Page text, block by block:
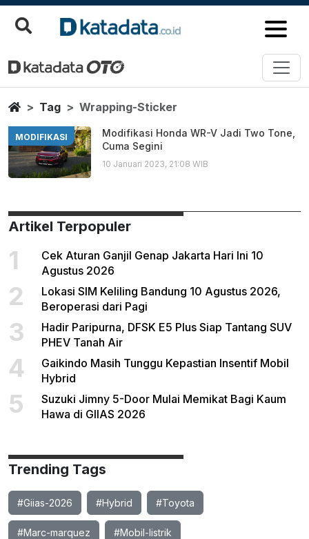
Wrapping Sticker
Berita Terbaru
HomeTag Wrapping-Sticker
MODIFIKASI
Modifikasi Honda WR-V Jadi Two Tone,
Cuma Segini
10 Januari 2023, 21:08 WIB
Artikel Terpopuler
1
Cek Aturan Ganjil Genap Jakarta Hari Ini 10
Agustus 2026
2
Lokasi SIM Keliling Bandung 10 Agustus 2026,
Beroperasi dari Pagi
3
Hadir Paripurna, DFSK E5 Plus Siap Tantang SUV
PHEV Tanah Air
4
Gaikindo Masih Tunggu Kepastian Insentif Mobil
Hybrid
5
Suzuki Jimny 5-Door Mulai Memikat Bagi Kaum
Hawa di GIIAS 2026
Trending Tags
#Giias-2026 #Hybrid #Toyota
#Marc-marquez #Mobil-listrik